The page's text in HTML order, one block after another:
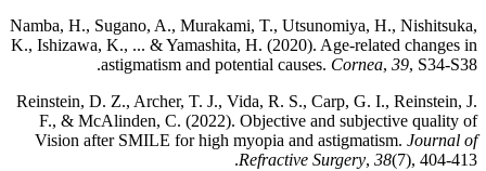
Namba, H., Sugano, A., Murakami, T., Utsunomiya, H., Nishitsuka,
K., Ishizawa, K., ... & Yamashita, H. (2020). Age-related changes in
astigmatism and potential causes. Cornea, 39, S34-S38.
Reinstein, D. Z., Archer, T. J., Vida, R. S., Carp, G. I., Reinstein, J.
F., & McAlinden, C. (2022). Objective and subjective quality of
Vision after SMILE for high myopia and astigmatism. Journal of
Refractive Surgery, 38(7), 404-413.